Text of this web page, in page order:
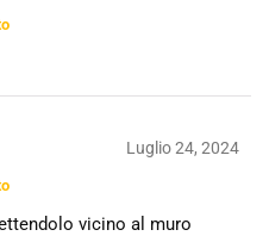
Luglio 24, 2024
vicino al muro